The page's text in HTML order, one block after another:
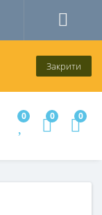
Закрити
0 0 0